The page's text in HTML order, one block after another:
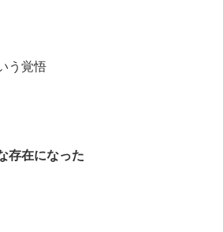
う覚悟
存在になった